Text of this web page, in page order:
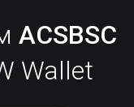
ACSBSC
Wallet